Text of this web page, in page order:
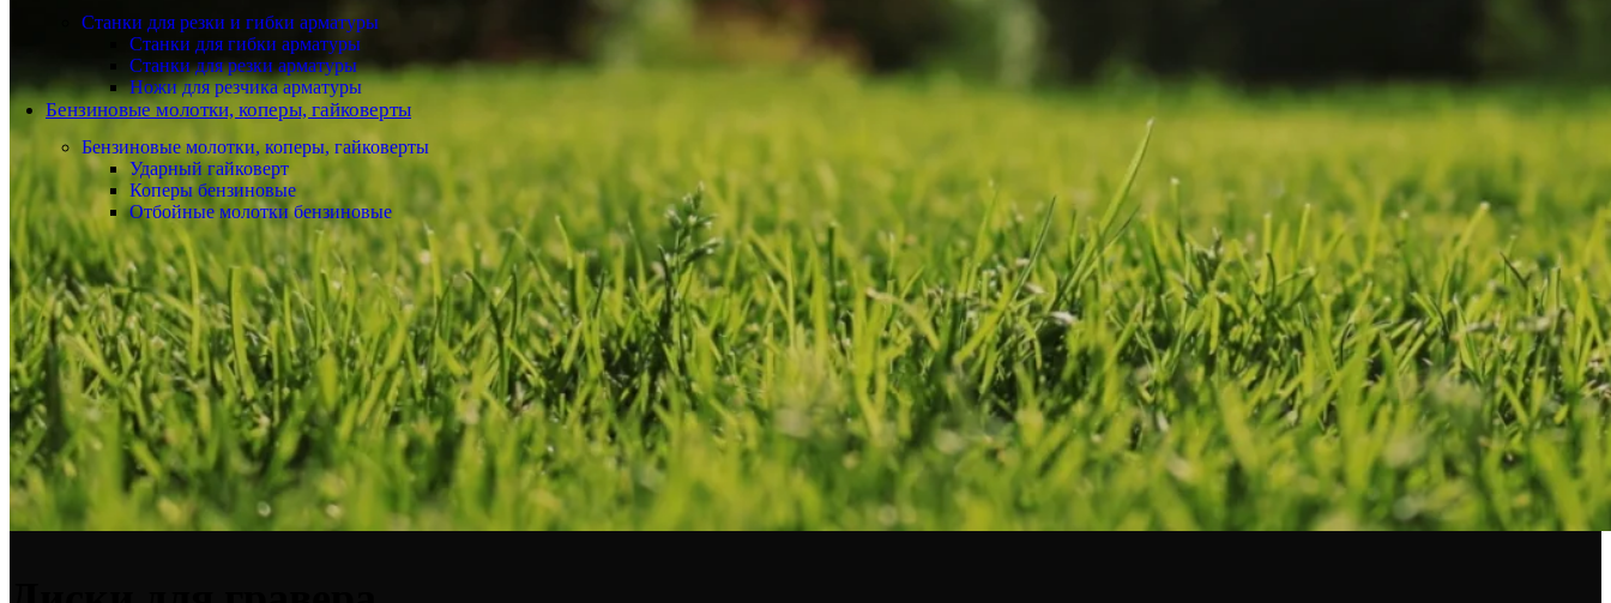
Станки для резки и гибки арматуры
Станки для гибки арматуры
Станки для резки арматуры
Ножи для резчика арматуры
Бензиновые молотки, коперы, гайковерты
Бензиновые молотки, коперы, гайковерты
Ударный гайковерт
Коперы бензиновые
Отбойные молотки бензиновые